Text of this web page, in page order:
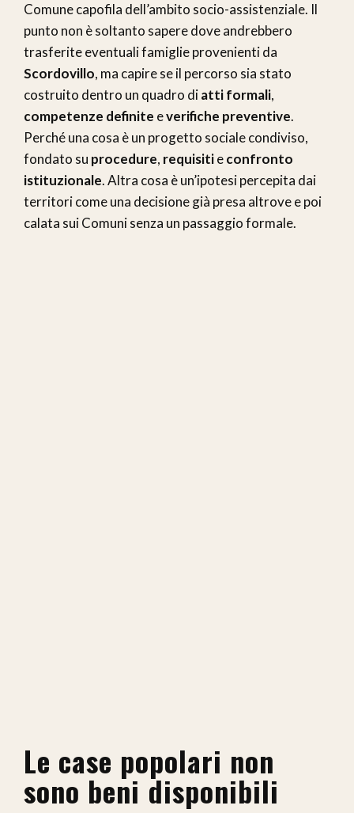
Comune capofila dell’ambito socio-assistenziale. Il
punto non è soltanto sapere dove andrebbero
trasferite eventuali famiglie provenienti da
Scordovillo, ma capire se il percorso sia stato
costruito dentro un quadro diatti formali,
competenze definite everifiche preventive.
Perché una cosa è un progetto sociale condiviso,
fondato su procedure, requisitieconfronto
istituzionale. Altra cosa è un’ipotesi percepita dai
territori come una decisione già presa altrove e poi
calata sui Comuni senza un passaggio formale.
Le case popolari non
sono beni disponibili